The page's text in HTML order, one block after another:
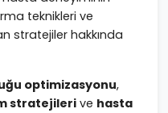
teknikleri ve
stratejiler hakkında
optimizasyonu,
stratejileri ve hasta